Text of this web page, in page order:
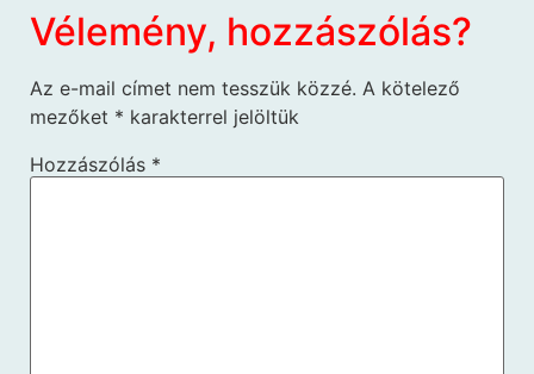
Vélemény, hozzászólás?
Az e-mail címet nem tesszük közzé. A kötelező
mezőket * karakterrel jelöltük
Hozzászólás *